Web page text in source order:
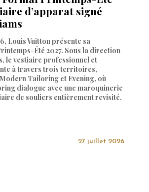
d’apparat signé
Louis Vuitton présente sa
Été 2027. Sous la direction
le vestiaire professionnel et
à travers trois territoires,
Tailoring et Evening, où
dialogue avec une maroquinerie
de souliers entièrement revisité.
27 juillet 2026